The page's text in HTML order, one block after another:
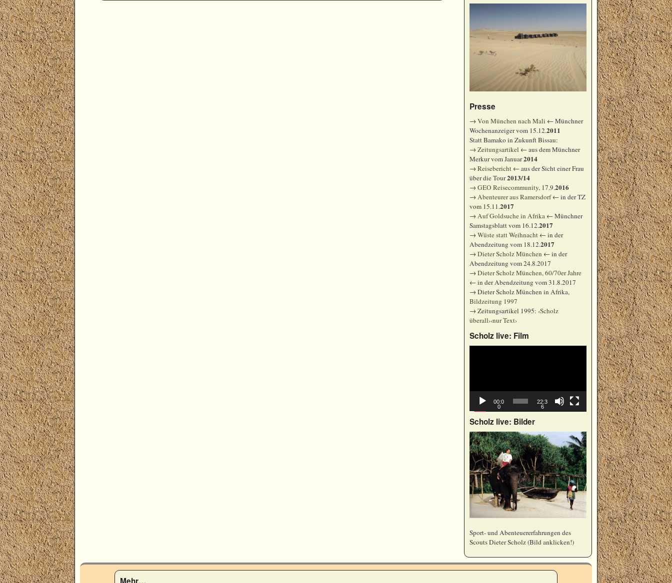
Presse
→Von München nach Mali ← Münchner
Wochenanzeiger vom 15.12.2011
Statt Bamako in Zukunft Bissau:
→Zeitungsartikel ← aus dem Münchner
Merkur vom Januar2014
→Reisebericht ← aus der Sicht einer Frau
über die Tour2013/14
→GEO Reisecommunity, 17.9.2016
→Abenteurer aus Ramersdorf← in der TZ
vom 15.11.2017
→Auf Goldsuche in Afrika ← Münchner
Samstagsblatt vom 16.12.2017
→Wüste statt Weihnacht ← in der
Abendzeitung vom 18.12.2017
→Dieter Scholz München ← in der
Abendzeitung vom 24.8.2017
→Dieter Scholz München, 60/70er Jahre
← in der Abendzeitung vom 31.8.2017
→ Dieter Scholz München in Afrika,
Bildzeitung 1997
→ Zeitungsartikel 1995: ‹Scholz
überall›‹nur Text›
Scholz live: Film
00:0
0
22:3
6
Scholz live: Bilder
Sport- und Abenteuererfahrungen des
Scouts Dieter Scholz (Bild anklicken!)